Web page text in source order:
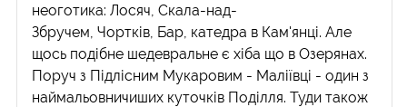
неоготика: Лосяч, Скала-над-
Збручем, Чортків, Бар, катедра в Кам'янці. Але
щось подібне шедевральне є хіба що в Озерянах.
Поруч з Підлісним Мукаровим - Маліївці - один з
наймальовничиших куточків Поділля. Туди також